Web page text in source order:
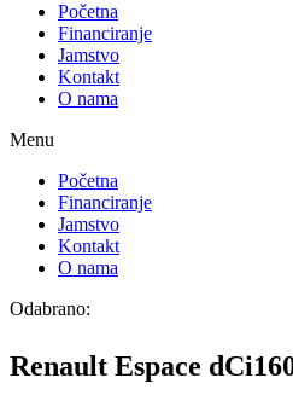
Početna
Financiranje
Jamstvo
Kontakt
O nama
Menu
Početna
Financiranje
Jamstvo
Kontakt
O nama
Odabrano:
Renault Espace